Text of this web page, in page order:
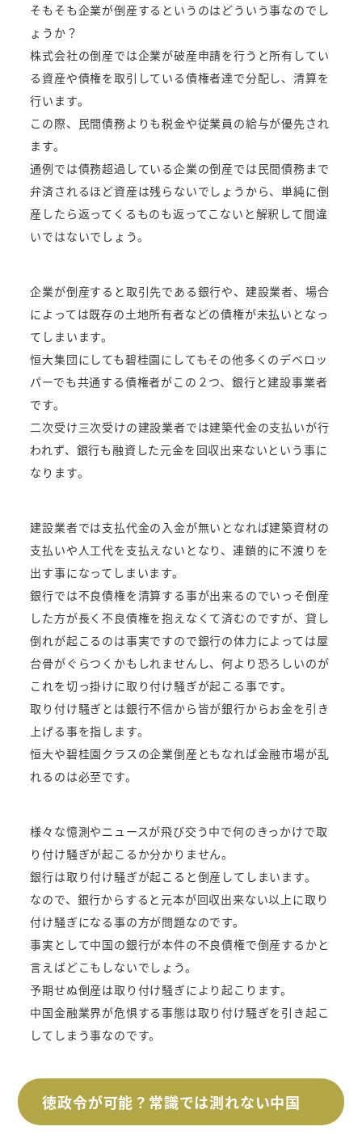
そもそも企業が倒産するというのはどういう事なのでし
ょうか？
株式会社の倒産では企業が破産申請を行うと所有してい
る資産や債権を取引している債権者達で分配し、清算を
行います。
この際、民間債務よりも税金や従業員の給与が優先され
ます。
通例では債務超過している企業の倒産では民間債務まで
弁済されるほど資産は残らないでしょうから、単純に倒
産したら返ってくるものも返ってこないと解釈して間違
いではないでしょう。
企業が倒産すると取引先である銀行や、建設業者、場合
によっては既存の土地所有者などの債権が未払いとなっ
てしまいます。
恒大集団にしても碧桂園にしてもその他多くのデベロッ
パーでも共通する債権者がこの２つ、銀行と建設事業者
です。
二次受け三次受けの建設業者では建築代金の支払いが行
われず、銀行も融資した元金を回収出来ないという事に
なります。
建設業者では支払代金の入金が無いとなれば建築資材の
支払いや人工代を支払えないとなり、連鎖的に不渡りを
出す事になってしまいます。
銀行では不良債権を清算する事が出来るのでいっそ倒産
した方が長く不良債権を抱えなくて済むのですが、貸し
倒れが起こるのは事実ですので銀行の体力によっては屋
台骨がぐらつくかもしれませんし、何より恐ろしいのが
これを切っ掛けに取り付け騒ぎが起こる事です。
取り付け騒ぎとは銀行不信から皆が銀行からお金を引き
上げる事を指します。
恒大や碧桂園クラスの企業倒産ともなれば金融市場が乱
れるのは必至です。
様々な憶測やニュースが飛び交う中で何のきっかけで取
り付け騒ぎが起こるか分かりません。
銀行は取り付け騒ぎが起こると倒産してしまいます。
なので、銀行からすると元本が回収出来ない以上に取り
付け騒ぎになる事の方が問題なのです。
事実として中国の銀行が本件の不良債権で倒産するかと
言えばどこもしないでしょう。
予期せぬ倒産は取り付け騒ぎにより起こります。
中国金融業界が危惧する事態は取り付け騒ぎを引き起こ
してしまう事なのです。
徳政令が可能？常識では測れない中国